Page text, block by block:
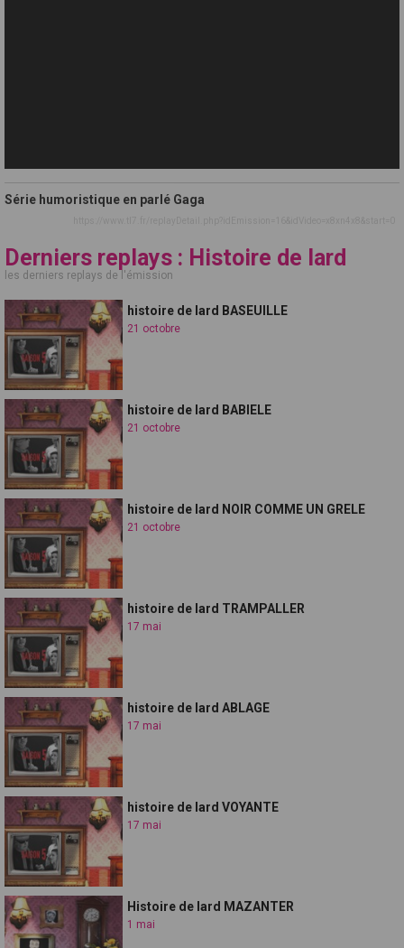
Série humoristique en parlé Gaga
Derniers replays : Histoire de lard
les derniers replays de l'émission
histoire de lard BASEUILLE
21 octobre
histoire de lard BABIELE
21 octobre
histoire de lard NOIR COMME UN GRELE
21 octobre
histoire de lard TRAMPALLER
17 mai
histoire de lard ABLAGE
17 mai
histoire de lard VOYANTE
17 mai
Histoire de lard MAZANTER
1 mai